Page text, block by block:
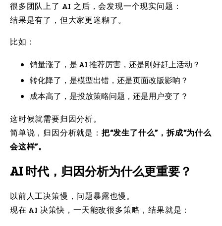
很多团队上了 AI 之后，会发现一个现实问题：
结果是有了，但大家更迷糊了。
比如：
销量涨了，是 AI 推荐厉害，还是刚好赶上活动？
转化降了，是模型出错，还是页面改版影响？
成本高了，是投放策略问题，还是用户变了？
这时候就需要归因分析。
简单说，归因分析就是： 把“发生了什么”，拆成“为什么
会这样”。
AI 时代，归因分析为什么更重要？
以前人工决策慢，问题暴露也慢。
现在 AI 决策快，一天能改很多策略，结果就是：